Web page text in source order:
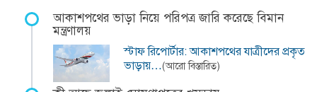
আকাশপথের ভাড়া নিয়ে পরিপত্র জারি করেছে বিমান
মন্ত্রণালয়
স্টাফ রিপোর্টার: আকাশপথের যাত্রীদের প্রকৃত
ভাড়ায়…(আরো বিস্তারিত)